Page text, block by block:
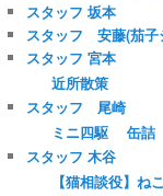
スタッフ 坂本
スタッフ 安藤(茄子
スタッフ 宮本
近所散策
スタッフ 尾崎
ミニ四駆
缶詰
スタッフ 木谷
【猫相談役】ね